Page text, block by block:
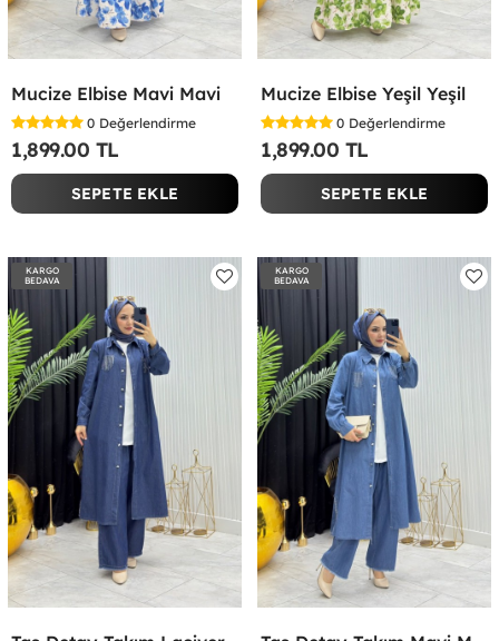
Mucize Elbise Mavi Mavi
0 Değerlendirme
1,899.00 TL
SEPETE EKLE
Mucize Elbise Yeşil Yeşil
0 Değerlendirme
1,899.00 TL
SEPETE EKLE
KARGO
BEDAVA
KARGO
BEDAVA